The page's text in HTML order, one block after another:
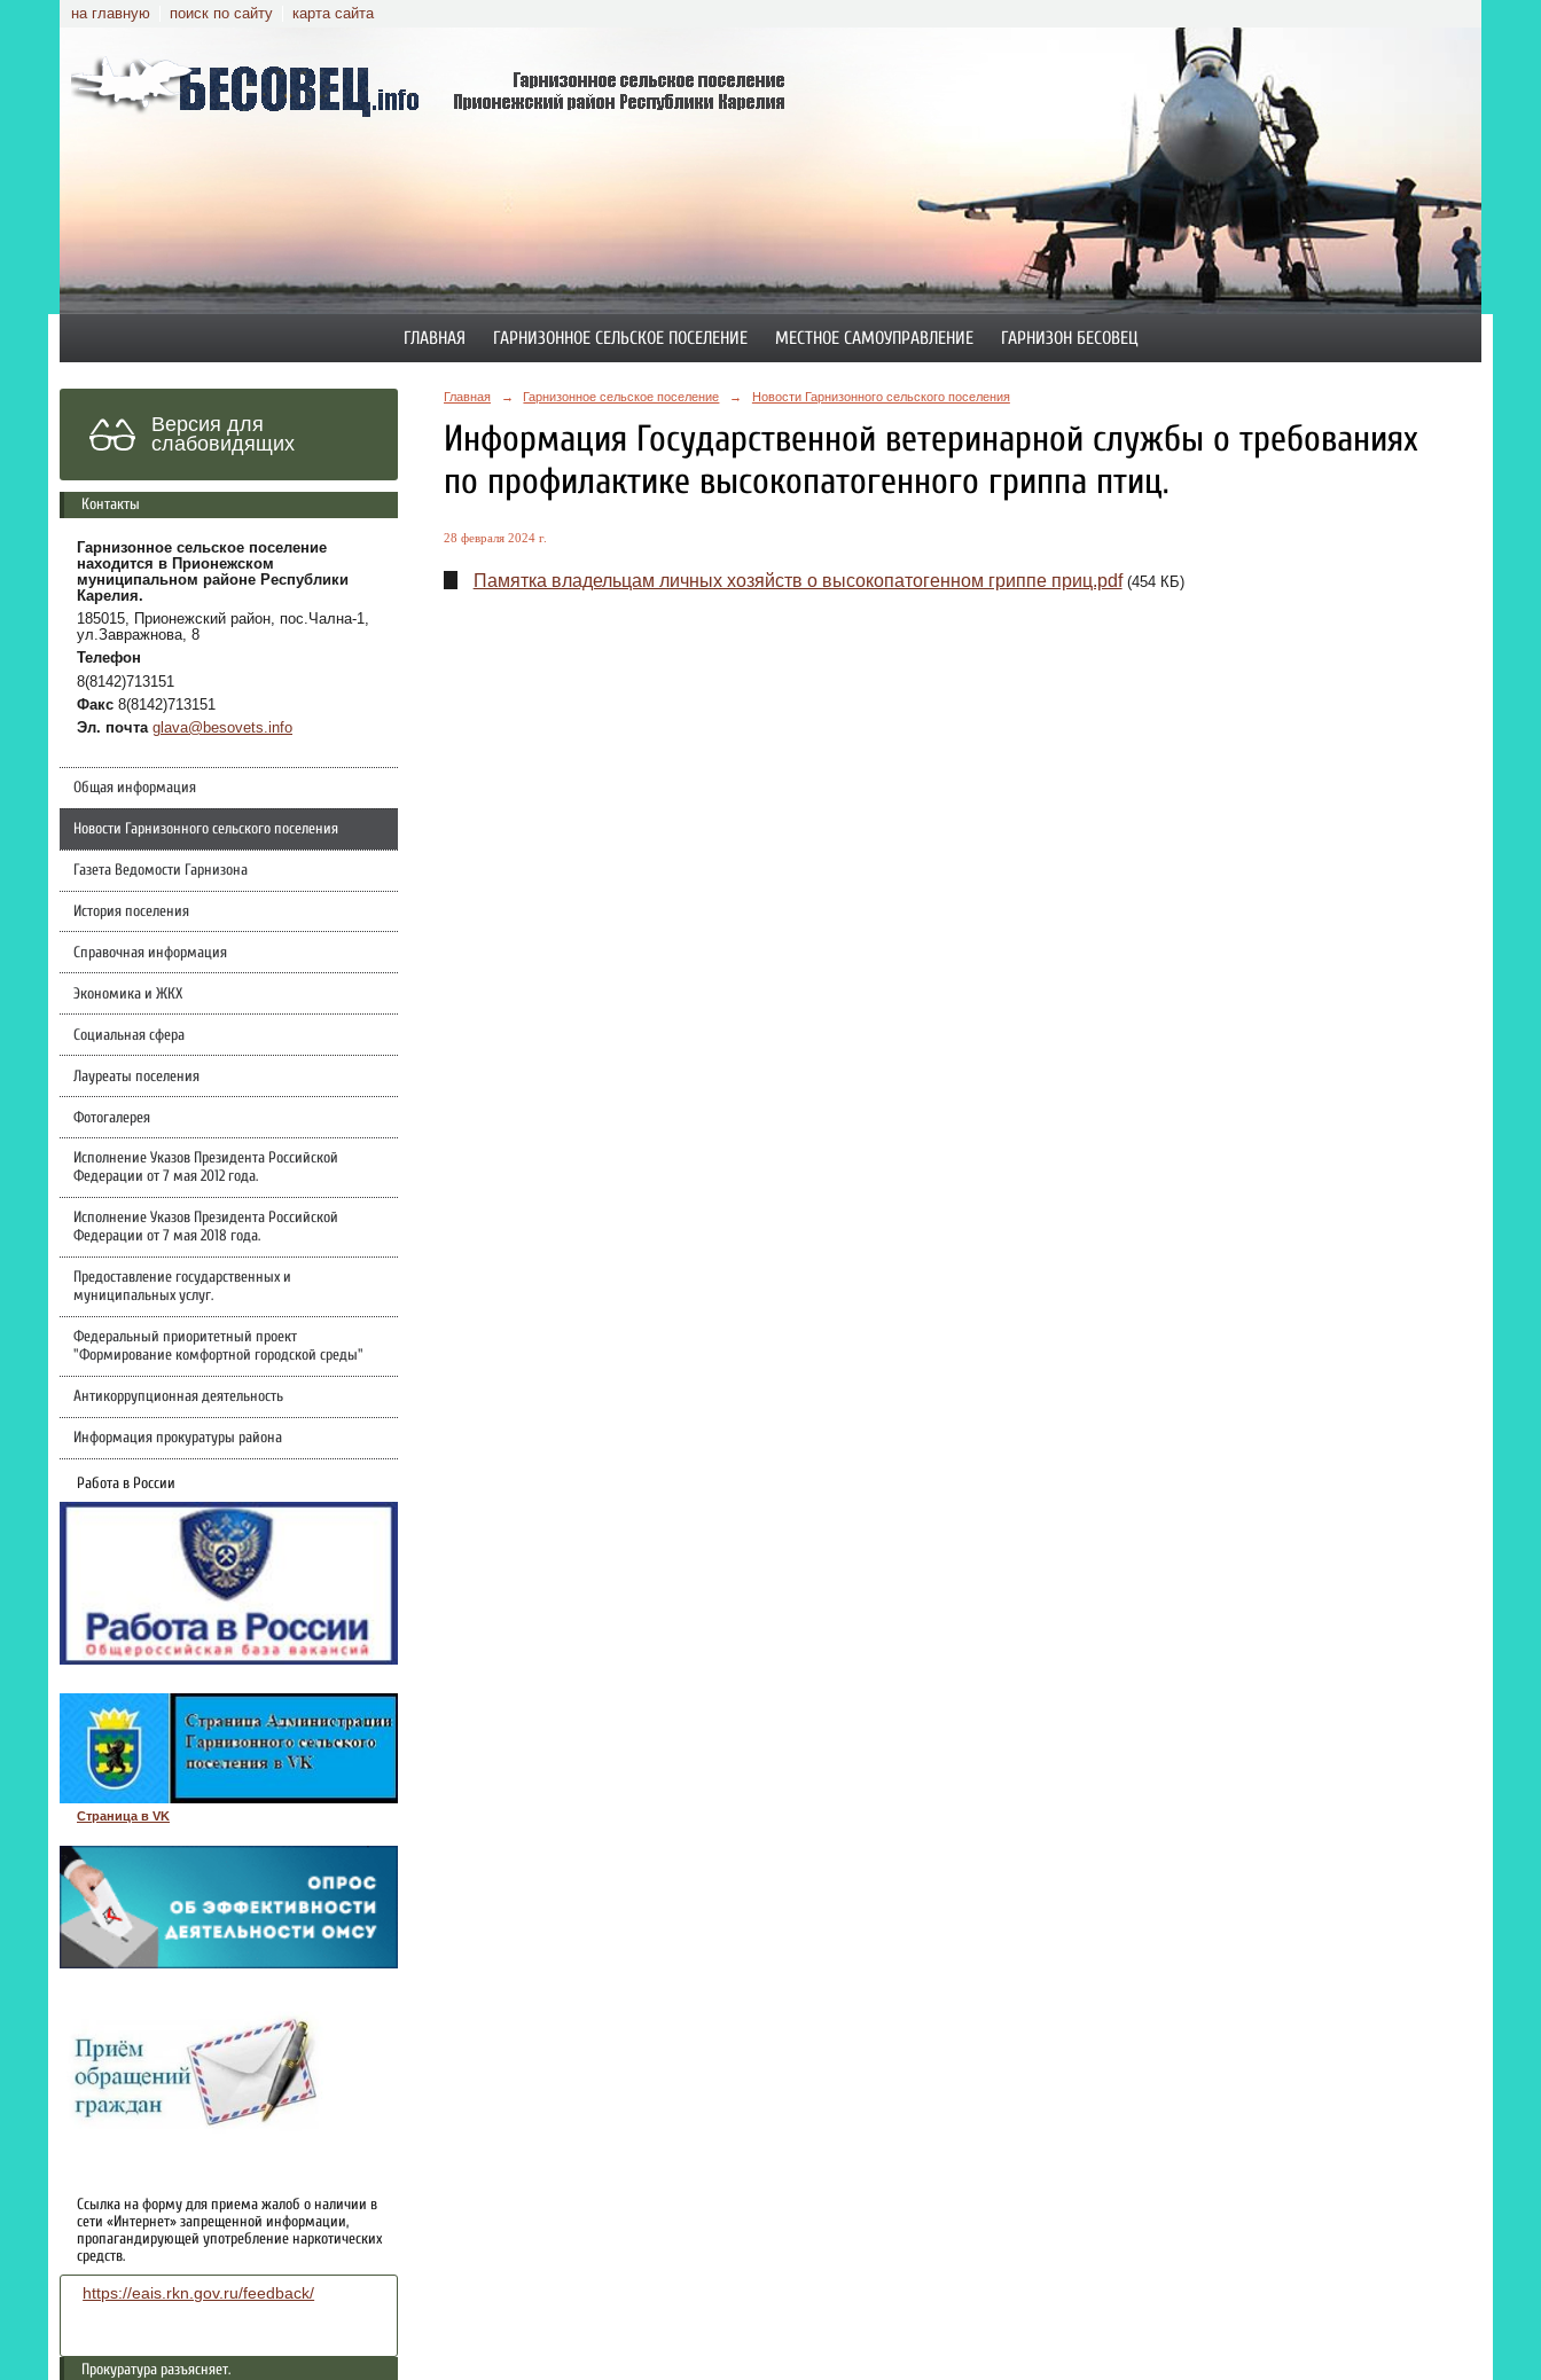
на главную поиск по сайту карта сайта
ГЛАВНАЯ ГАРНИЗОННОЕ СЕЛЬСКОЕ ПОСЕЛЕНИЕ МЕСТНОЕ САМОУПРАВЛЕНИЕ ГАРНИЗОН БЕСОВЕЦ
Версия для
слабовидящих
Контакты
Гарнизонное сельское поселение
находится в Прионежском
муниципальном районе Республики
Карелия.
185015, Прионежский район, пос.Чална-1,
ул.Завражнова, 8
Телефон
8(8142)713151
Факс 8(8142)713151
Эл. почта glava@besovets.info
Общая информация
Новости Гарнизонного сельского поселения
Газета Ведомости Гарнизона
История поселения
Справочная информация
Экономика и ЖКХ
Социальная сфера
Лауреаты поселения
Фотогалерея
Исполнение Указов Президента Российской
Федерации от 7 мая 2012 года.
Исполнение Указов Президента Российской
Федерации от 7 мая 2018 года.
Предоставление государственных и
муниципальных услуг.
Федеральный приоритетный проект
"Формирование комфортной городской среды"
Антикоррупционная деятельность
Информация прокуратуры района
Работа в России
Страница в VK
Ссылка на форму для приема жалоб о наличии в
сети «Интернет» запрещенной информации,
пропагандирующей употребление наркотических
средств.
https://eais.rkn.gov.ru/feedback/
Прокуратура разъясняет.
Главная → Гарнизонное сельское поселение → Новости Гарнизонного сельского поселения
Информация Государственной ветеринарной службы о требованиях
по профилактике высокопатогенного гриппа птиц.
28 февраля 2024 г.
Памятка владельцам личных хозяйств о высокопатогенном гриппе приц.pdf (454 КБ)